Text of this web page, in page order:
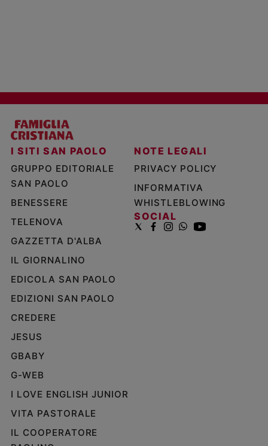
I SITI SAN PAOLO
GRUPPO EDITORIALE
SAN PAOLO
BENESSERE
TELENOVA
GAZZETTA D'ALBA
IL GIORNALINO
EDICOLA SAN PAOLO
EDIZIONI SAN PAOLO
CREDERE
JESUS
GBABY
G-WEB
I LOVE ENGLISH JUNIOR
VITA PASTORALE
IL COOPERATORE
NOTE LEGALI
PRIVACY POLICY
INFORMATIVA
WHISTLEBLOWING
SOCIAL